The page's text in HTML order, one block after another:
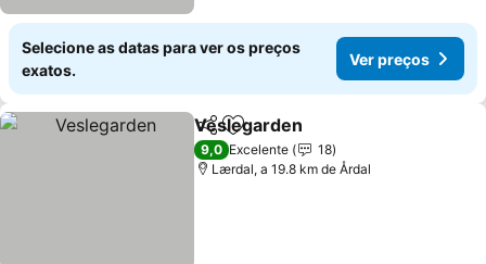
Selecione as datas para ver os preços
exatos.
Ver preços
PartilharAdicionar aos favoritos
Veslegarden
9,0 Excelente
18
Lærdal, a 19.8 km de Årdal